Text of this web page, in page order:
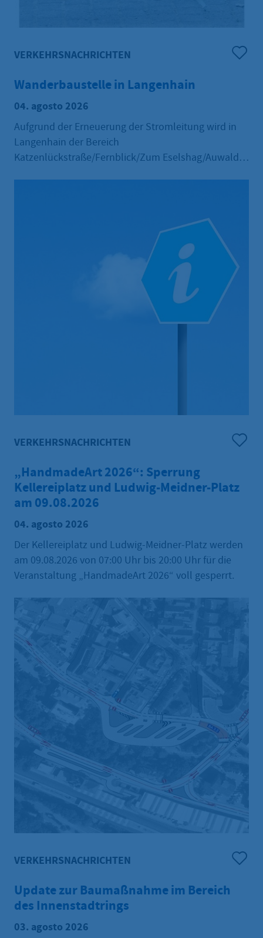
VERKEHRSNACHRICHTEN
Wanderbaustelle in Langenhain
04. agosto 2026
Aufgrund der Erneuerung der Stromleitung wird in
Langenhain der Bereich
Katzenlückstraße/Fernblick/Zum Eselshag/Auwald
VERKEHRSNACHRICHTEN
„HandmadeArt 2026“: Sperrung
Kellereiplatz und Ludwig-Meidner-Platz
am 09.08.2026
04. agosto 2026
Der Kellereiplatz und Ludwig-Meidner-Platz werden
am 09.08.2026 von 07:00 Uhr bis 20:00 Uhr für die
Veranstaltung „HandmadeArt 2026“ voll gesperrt.
VERKEHRSNACHRICHTEN
Update zur Baumaßnahme im Bereich
des Innenstadtrings
03. agosto 2026